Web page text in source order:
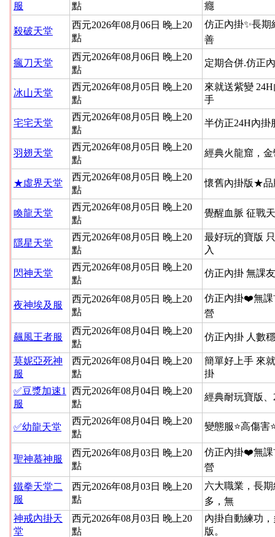
服
點
癮
殺破天堂
西元2026年08月06日 晚上20
點
仿正內掛✨長
善
瘋刀天堂
西元2026年08月06日 晚上20
點
定期合併.仿正
冰山天堂
西元2026年08月05日 晚上20
點
來就送紫變
手
宅宅天堂
西元2026年08月05日 晚上20
點
半仿正24H內掛
羽翅天堂
西元2026年08月05日 晚上20
點
經典火龍窟，
★虛界天堂
西元2026年08月05日 晚上20
點
懷舊內掛版★品
喚龍天堂
西元2026年08月05日 晚上20
點
覺醒血脈 征戰
隱星天堂
西元2026年08月05日 晚上20
點
最好玩的寶版
入
閃神天堂
西元2026年08月05日 晚上20
點
仿正內掛 無課
夜神埃及服
西元2026年08月05日 晚上20
點
仿正內掛❤️無
營
飆風王者服
西元2026年08月04日 晚上20
點
仿正內掛 人數
莫妮亞死神
服
西元2026年08月04日 晚上20
點
簡單好上手 來
掛
✅豆漿加速1
服
西元2026年08月04日 晚上20
點
經典耐玩寶版
✅幼龍天堂
西元2026年08月04日 晚上20
點
變態服⭐高傷害
聖神慕神服
西元2026年08月03日 晚上20
點
仿正內掛❤️無
營
鐵拳天堂二
服
西元2026年08月03日 晚上20
點
六大職業，長
多，無
神戒內掛天
堂
西元2026年08月03日 晚上20
點
內掛自動練功
版。